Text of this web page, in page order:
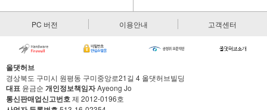
PC 버전 이용안내 고객센터
올댓허브
경상북도 구미시 원평동 구미중앙로21길 4 올댓허브빌딩
대표 윤금순 개인정보책임자Ayeong Jo
통신판매업신고번호제 2012-0196호